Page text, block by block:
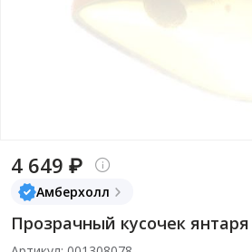
4 649 ₽
Амберхолл
Прозрачный кусочек